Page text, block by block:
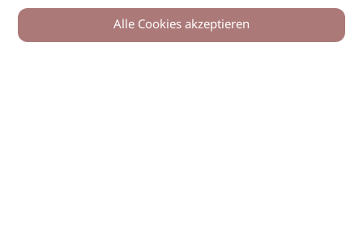
0
Alle Cookies akzeptieren